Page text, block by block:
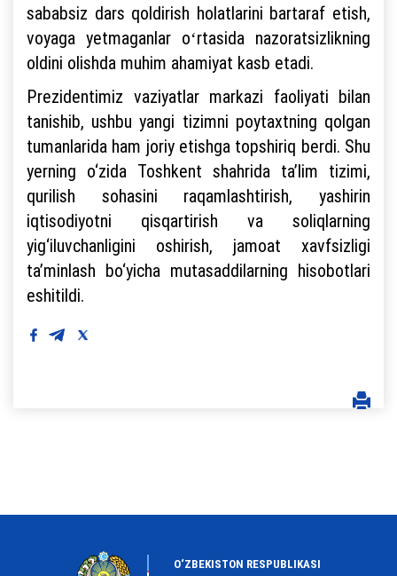
sababsiz dars qoldirish holatlarini bartaraf etish,
voyaga yetmaganlar oʻrtasida nazoratsizlikning
oldini olishda muhim ahamiyat kasb etadi.
Prezidentimiz vaziyatlar markazi faoliyati bilan
tanishib, ushbu yangi tizimni poytaxtning qolgan
tumanlarida ham joriy etishga topshiriq berdi. Shu
yerning o‘zida Toshkent shahrida ta’lim tizimi,
qurilish sohasini raqamlashtirish, yashirin
iqtisodiyotni qisqartirish va soliqlarning
yig‘iluvchanligini oshirish, jamoat xavfsizligi
ta’minlash bo‘yicha mutasaddilarning hisobotlari
eshitildi.
O‘ZBEKISTON RESPUBLIKASI